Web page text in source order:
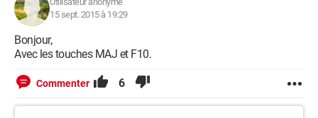
15 sept. 2015 à 19:29
Bonjour,
Avec les touches MAJ et F10.
Commenter 6